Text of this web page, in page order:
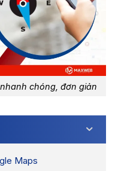
chóng, đơn giản
Maps